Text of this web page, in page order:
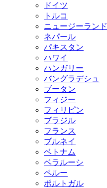
ドイツ
トルコ
ニュージーランド
ネパール
パキスタン
ハワイ
ハンガリー
バングラデシュ
ブータン
フィジー
フィリピン
ブラジル
フランス
ブルネイ
ベトナム
ベラルーシ
ペルー
ポルトガル